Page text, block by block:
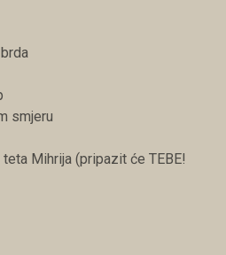
smjeru
Mihrija (pripazit će TEBE!